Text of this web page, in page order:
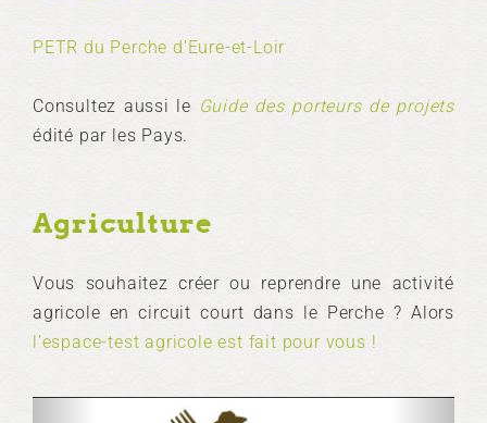
PETR du Perche d'Eure-et-Loir
Consultez aussi le Guide des porteurs de projets
édité par les Pays.
Agriculture
Vous souhaitez créer ou reprendre une activité
agricole en circuit court dans le Perche ? Alors
l’espace-test agricole est fait pour vous !